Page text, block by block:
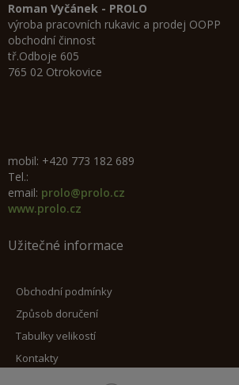
Roman Vyčánek - PROLO
výroba pracovních rukavic a prodej OOPP
obchodní činnost
tř.Odboje 605
765 02 Otrokovice
mobil: +420 773 182 689
Tel.:
email: prolo@prolo.cz
www.prolo.cz
Užitečné informace
Obchodní podmínky
Způsob doručení
Tabulky velikostí
Kontakty